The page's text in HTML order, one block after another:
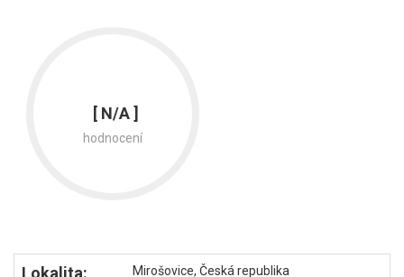
[ N/A ]
hodnocení
Lokalita: Mirošovice, Česká republika